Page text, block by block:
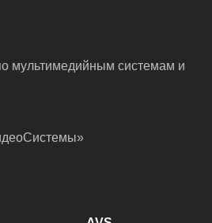
мультимедийным системам и